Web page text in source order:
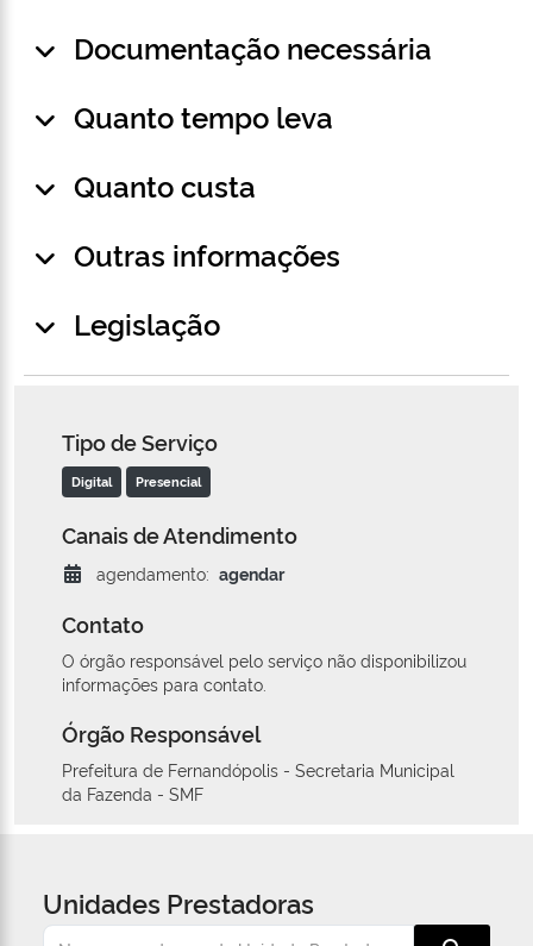
Documentação necessária
Quanto tempo leva
Quanto custa
Outras informações
Legislação
Tipo de Serviço
Digital Presencial
Canais de Atendimento
agendamento: agendar
Contato
O órgão responsável pelo serviço não disponibilizou
informações para contato.
Órgão Responsável
Prefeitura de Fernandópolis - Secretaria Municipal
da Fazenda - SMF
Unidades Prestadoras